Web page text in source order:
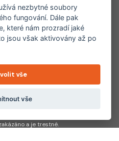
Ordinace roku
Rehabilitační ordinace
2. místo – 2017/2019
FYZIOklinika s.r.o.
4, Jižní Město – Chodov
užití obsahu či jeho částí
a je trestné.
nezbytné soubory
fungování. Dále pak
které nám prozradí jaké
jsou však aktivovány až po
vše
vše